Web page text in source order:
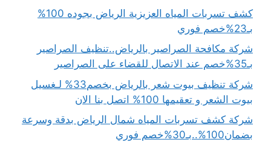
كشف تسربات المياه العزيزية الرياض بجوده 100%
بـ23%خصم فوري
شركة مكافحة الصراصير بالرياض..تنظيف الصراصير
بـ35%خصم عند الاتصال للقضاء على الصراصير
شركة تنظيف بيوت شعر بالرياض بخصم33% لـغسيل
بيوت الشعر و تعقيمها 100% اتصل بنا الان
شركة كشف تسربات المياه شمال الرياض بدقة وسرعة
بضمان100%..بـ30%خصم فوري